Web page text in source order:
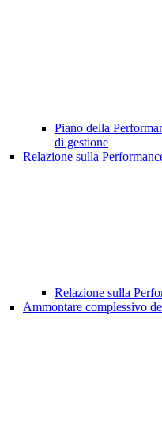
Piano della
di gestione
Relazione sulla
Relazione sulla
Ammontare complessivo